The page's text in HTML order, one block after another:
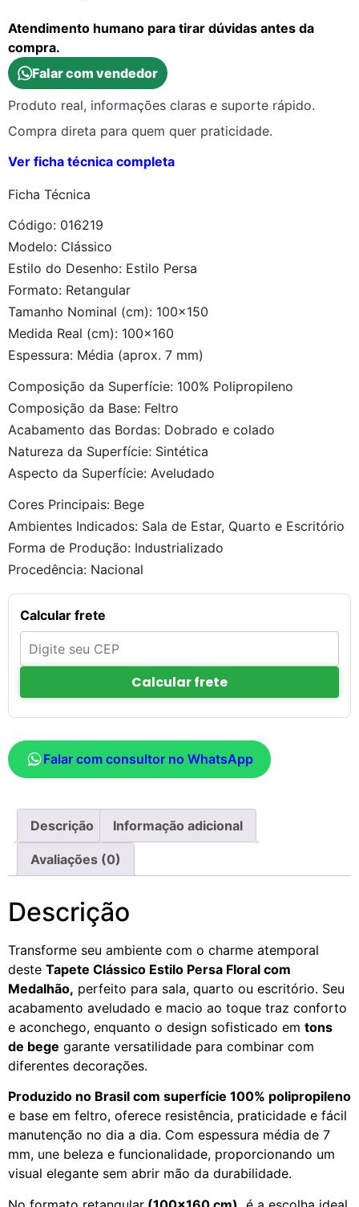
Atendimento humano para tirar dúvidas antes da
compra.
Falar com vendedor
Produto real, informações claras e suporte rápido.
Compra direta para quem quer praticidade.
Ver ficha técnica completa
Ficha Técnica
Código: 016219
Modelo: Clássico
Estilo do Desenho: Estilo Persa
Formato: Retangular
Tamanho Nominal (cm): 100×150
Medida Real (cm): 100×160
Espessura: Média (aprox. 7 mm)
Composição da Superfície: 100% Polipropileno
Composição da Base: Feltro
Acabamento das Bordas: Dobrado e colado
Natureza da Superfície: Sintética
Aspecto da Superfície: Aveludado
Cores Principais: Bege
Ambientes Indicados: Sala de Estar, Quarto e Escritório
Forma de Produção: Industrializado
Procedência: Nacional
Calcular frete
Calcular frete
Falar com consultor no WhatsApp
Descrição Informação adicional
Avaliações (0)
Descrição
Transforme seu ambiente com o charme atemporal
deste Tapete Clássico Estilo Persa Floral com
Medalhão, perfeito para sala, quarto ou escritório. Seu
acabamento aveludado e macio ao toque traz conforto
e aconchego, enquanto o design sofisticado em tons
de bege garante versatilidade para combinar com
diferentes decorações.
Produzido no Brasil com superfície 100% polipropileno
e base em feltro, oferece resistência, praticidade e fácil
manutenção no dia a dia. Com espessura média de 7
mm, une beleza e funcionalidade, proporcionando um
visual elegante sem abrir mão da durabilidade.